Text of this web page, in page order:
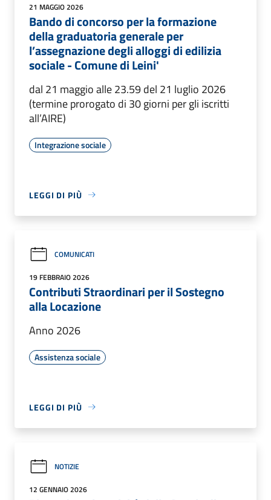
21 MAGGIO 2026
Bando di concorso per la formazione
della graduatoria generale per
l’assegnazione degli alloggi di edilizia
sociale - Comune di Leini'
dal 21 maggio alle 23.59 del 21 luglio 2026
(termine prorogato di 30 giorni per gli iscritti
all’AIRE)
Integrazione sociale
LEGGI DI PIÙ
COMUNICATI
19 FEBBRAIO 2026
Contributi Straordinari per il Sostegno
alla Locazione
Anno 2026
Assistenza sociale
LEGGI DI PIÙ
NOTIZIE
12 GENNAIO 2026